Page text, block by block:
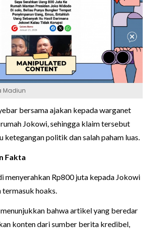
Madiun
bersama ajakan kepada warganet
Jokowi, sehingga klaim tersebut
ketegangan politik dan salah paham luas.
Fakta
menyerahkan Rp800 juta kepada Jokowi
hoaks.
bahwa artikel yang beredar
konten dari sumber berita kredibel,